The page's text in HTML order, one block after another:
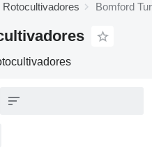
Rotocultivadores Bomford